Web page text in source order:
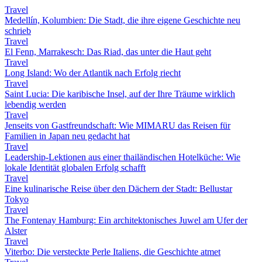
Travel
Medellín, Kolumbien: Die Stadt, die ihre eigene Geschichte neu
schrieb
Travel
El Fenn, Marrakesch: Das Riad, das unter die Haut geht
Travel
Long Island: Wo der Atlantik nach Erfolg riecht
Travel
Saint Lucia: Die karibische Insel, auf der Ihre Träume wirklich
lebendig werden
Travel
Jenseits von Gastfreundschaft: Wie MIMARU das Reisen für
Familien in Japan neu gedacht hat
Travel
Leadership-Lektionen aus einer thailändischen Hotelküche: Wie
lokale Identität globalen Erfolg schafft
Travel
Eine kulinarische Reise über den Dächern der Stadt: Bellustar
Tokyo
Travel
The Fontenay Hamburg: Ein architektonisches Juwel am Ufer der
Alster
Travel
Viterbo: Die versteckte Perle Italiens, die Geschichte atmet